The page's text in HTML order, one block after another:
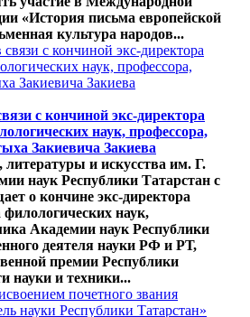
«История письма европейской
культура народов...
с кончиной экс-директора
наук, профессора,
Закиевича Закиева
и искусства им. Г.
наук Республики Татарстан с
о кончине экс-директора
филологических наук,
Академии наук Республики
деятеля науки РФ и РТ,
премии Республики
науки и техники...